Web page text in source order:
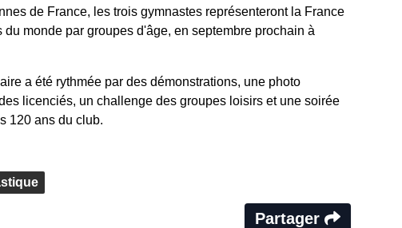
de France, les trois gymnastes représenteront la France
du monde par groupes d'âge, en septembre prochain à
a été rythmée par des démonstrations, une photo
licenciés, un challenge des groupes loisirs et une soirée
120 ans du club.
Partager